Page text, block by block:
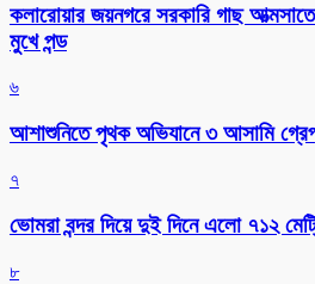
কলারোয়ার জয়নগরে সরকারি গাছ
মুখে পন্ড
৬
আশাশুনিতে পৃথক অভিযানে ৩ আসামি
৭
ভোমরা বন্দর দিয়ে দুই দিনে এলো ৭১২
৮